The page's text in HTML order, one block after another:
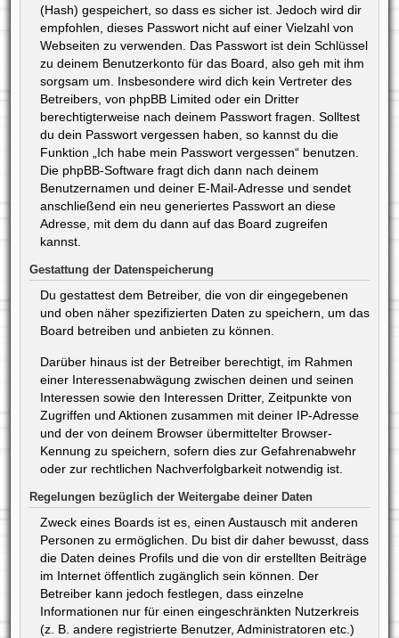
(Hash) gespeichert, so dass es sicher ist. Jedoch wird dir
empfohlen, dieses Passwort nicht auf einer Vielzahl von
Webseiten zu verwenden. Das Passwort ist dein Schlüssel
zu deinem Benutzerkonto für das Board, also geh mit ihm
sorgsam um. Insbesondere wird dich kein Vertreter des
Betreibers, von phpBB Limited oder ein Dritter
berechtigterweise nach deinem Passwort fragen. Solltest
du dein Passwort vergessen haben, so kannst du die
Funktion „Ich habe mein Passwort vergessen“ benutzen.
Die phpBB-Software fragt dich dann nach deinem
Benutzernamen und deiner E-Mail-Adresse und sendet
anschließend ein neu generiertes Passwort an diese
Adresse, mit dem du dann auf das Board zugreifen
kannst.
Gestattung der Datenspeicherung
Du gestattest dem Betreiber, die von dir eingegebenen
und oben näher spezifizierten Daten zu speichern, um das
Board betreiben und anbieten zu können.
Darüber hinaus ist der Betreiber berechtigt, im Rahmen
einer Interessenabwägung zwischen deinen und seinen
Interessen sowie den Interessen Dritter, Zeitpunkte von
Zugriffen und Aktionen zusammen mit deiner IP-Adresse
und der von deinem Browser übermittelter Browser-
Kennung zu speichern, sofern dies zur Gefahrenabwehr
oder zur rechtlichen Nachverfolgbarkeit notwendig ist.
Regelungen bezüglich der Weitergabe deiner Daten
Zweck eines Boards ist es, einen Austausch mit anderen
Personen zu ermöglichen. Du bist dir daher bewusst, dass
die Daten deines Profils und die von dir erstellten Beiträge
im Internet öffentlich zugänglich sein können. Der
Betreiber kann jedoch festlegen, dass einzelne
Informationen nur für einen eingeschränkten Nutzerkreis
(z. B. andere registrierte Benutzer, Administratoren etc.)